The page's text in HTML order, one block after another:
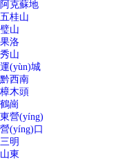
阿克蘇地
五桂山
璧山
果洛
秀山
運(yùn)城
黔西南
樟木頭
鶴崗
東營(yíng)
營(yíng)口
三明
山東